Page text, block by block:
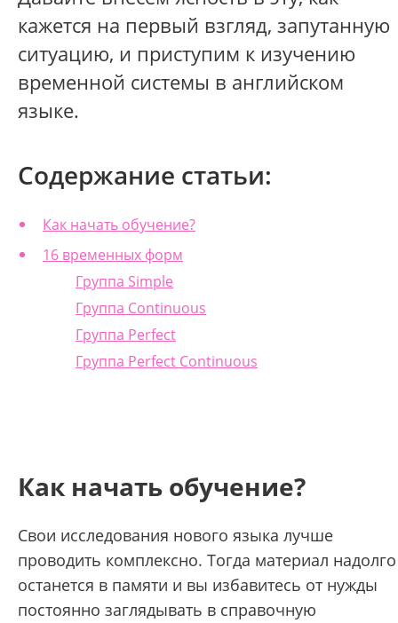
кажется на первый взгляд, запутанную
ситуацию, и приступим к изучению
временной системы в английском
языке.
Содержание статьи:
Как начать обучение?
16 временных форм
Группа Simple
Группа Continuous
Группа Perfect
Группа Perfect Continuous
Как начать обучение?
Свои исследования нового языка лучше
проводить комплексно. Тогда материал надолго
останется в памяти и вы избавитесь от нужды
постоянно заглядывать в справочную